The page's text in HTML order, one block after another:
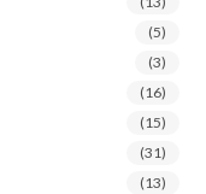
(5)
(3)
(16)
(15)
(31)
(13)